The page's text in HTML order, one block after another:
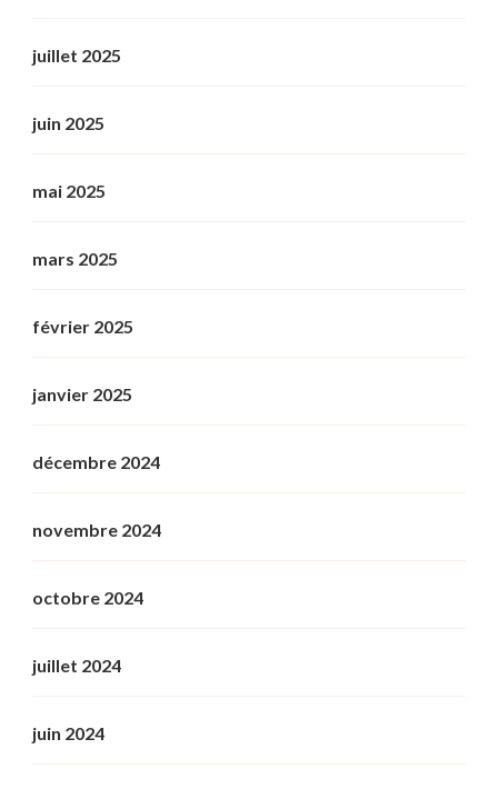
juillet 2025
juin 2025
mai 2025
mars 2025
février 2025
janvier 2025
décembre 2024
novembre 2024
octobre 2024
juillet 2024
juin 2024